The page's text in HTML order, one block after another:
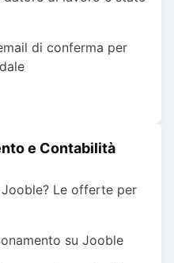
di conferma per
e Contabilità
Le offerte per
su Jooble